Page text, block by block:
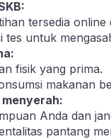
tersedia
tes untuk
fisik yang prima.
makanan
Anda dan
pantang